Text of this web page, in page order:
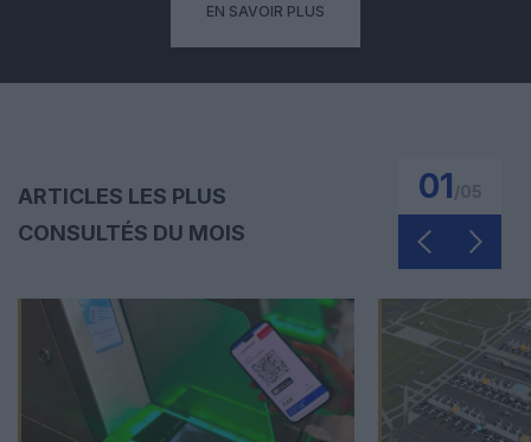
EN SAVOIR PLUS
ARTICLES LES PLUS
CONSULTÉS DU MOIS
01